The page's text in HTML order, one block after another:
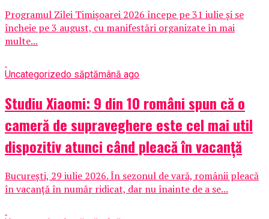
Programul Zilei Timișoarei 2026 începe pe 31 iulie și se
încheie pe 3 august, cu manifestări organizate în mai
multe...
Uncategorizedo săptămână ago
Studiu Xiaomi: 9 din 10 români spun că o
cameră de supraveghere este cel mai util
dispozitiv atunci când pleacă în vacanță
București, 29 iulie 2026. În sezonul de vară, românii pleacă
în vacanță în număr ridicat, dar nu înainte de a se...